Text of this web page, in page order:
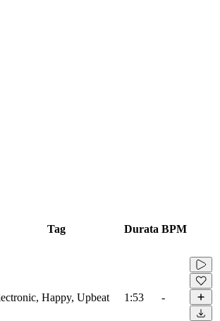
Tag Durata BPM
Happy, Upbeat 1:53 -